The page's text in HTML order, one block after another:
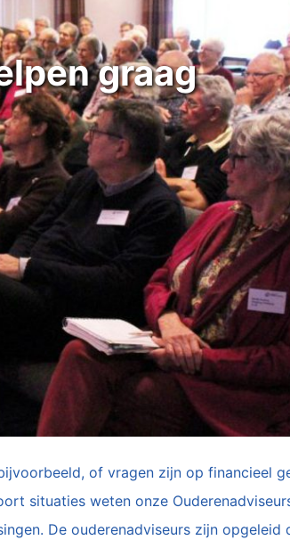
graag
of vragen zijn op financieel
situaties weten onze
De ouderenadviseurs zijn opgeleid